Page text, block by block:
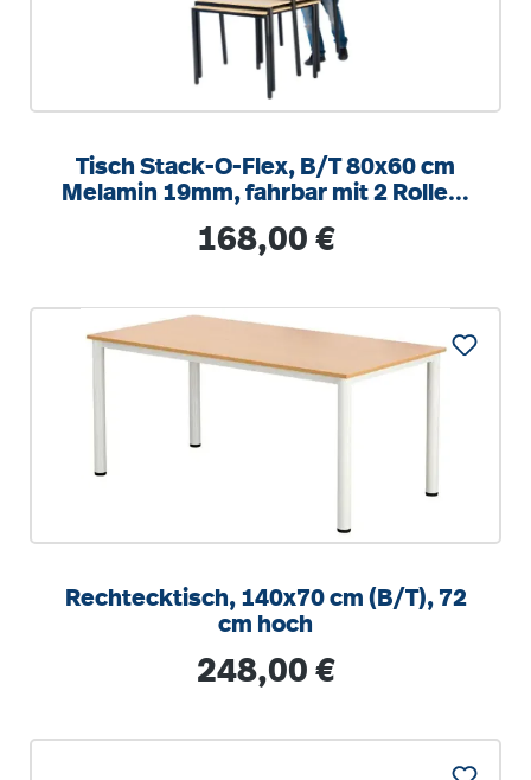
Tisch Stack-O-Flex, B/T 80x60 cm
Melamin 19mm, fahrbar mit 2 Rollen,
Regulärer Preis:
168,00 €
Rechtecktisch, 140x70 cm (B/T), 72
cm hoch
Regulärer Preis:
248,00 €